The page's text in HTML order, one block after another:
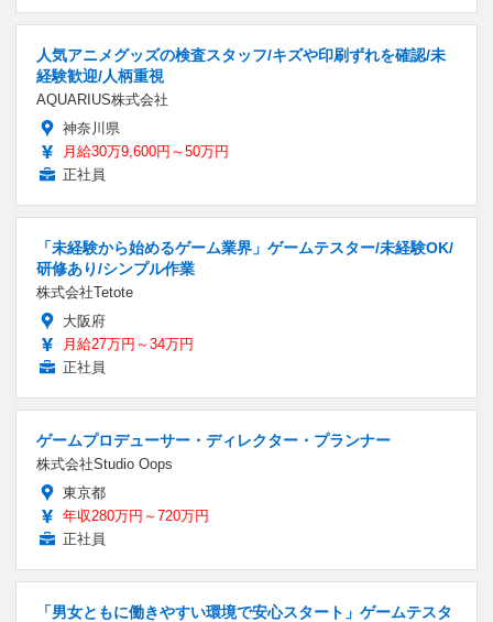
人気アニメグッズの検査スタッフ/キズや印刷ずれを確認/未
経験歓迎/人柄重視
AQUARIUS株式会社
神奈川県
月給30万9,600円～50万円
正社員
「未経験から始めるゲーム業界」ゲームテスター/未経験OK/
研修あり/シンプル作業
株式会社Tetote
大阪府
月給27万円～34万円
正社員
ゲームプロデューサー・ディレクター・プランナー
株式会社Studio Oops
東京都
年収280万円～720万円
正社員
「男女ともに働きやすい環境で安心スタート」ゲームテスタ